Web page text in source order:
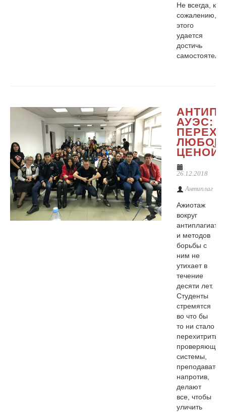
Не всегда, к
сожалению,
этого
удается
достичь
АУЭС:
ЛЮБОЙ
ЦЕНОЙ
26.12.2018
Антиплаг
Ажиотаж
вокруг
антиплагиата
и методов
борьбы с
ним не
утихает в
течение
десяти лет.
Студенты
стремятся
во что бы
то ни стало
перехитрить
проверяющие
системы,
напротив,
делают
все, чтобы
уличить